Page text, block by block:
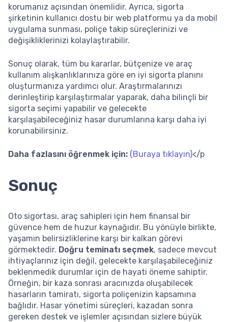
korumanız açısından önemlidir. Ayrıca, sigorta
şirketinin kullanıcı dostu bir web platformu ya da mobil
uygulama sunması, poliçe takip süreçlerinizi ve
değişikliklerinizi kolaylaştırabilir.
Sonuç olarak, tüm bu kararlar, bütçenize ve araç
kullanım alışkanlıklarınıza göre en iyi sigorta planını
oluşturmanıza yardımcı olur. Araştırmalarınızı
derinleştirip karşılaştırmalar yaparak, daha bilinçli bir
sigorta seçimi yapabilir ve gelecekte
karşılaşabileceğiniz hasar durumlarına karşı daha iyi
korunabilirsiniz.
Daha fazlasını öğrenmek için: (Buraya tıklayın)</p
Sonuç
Oto sigortası, araç sahipleri için hem finansal bir
güvence hem de huzur kaynağıdır. Bu yönüyle birlikte,
yaşamın belirsizliklerine karşı bir kalkan görevi
görmektedir. Doğru teminatı seçmek, sadece mevcut
ihtiyaçlarınız için değil, gelecekte karşılaşabileceğiniz
beklenmedik durumlar için de hayati öneme sahiptir.
Örneğin, bir kaza sonrası aracınızda oluşabilecek
hasarların tamiratı, sigorta poliçenizin kapsamına
bağlıdır. Hasar yönetimi süreçleri, kazadan sonra
gereken destek ve işlemler açısından sizlere büyük